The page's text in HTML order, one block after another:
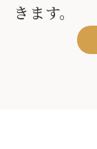
きます。